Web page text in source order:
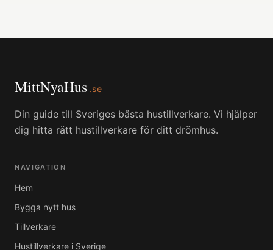
MittNyaHus .se
Din guide till Sveriges bästa hustillverkare. Vi hjälper
dig hitta rätt hustillverkare för ditt drömhus.
NAVIGATION
Hem
Bygga nytt hus
Tillverkare
Hustillverkare i Sverige